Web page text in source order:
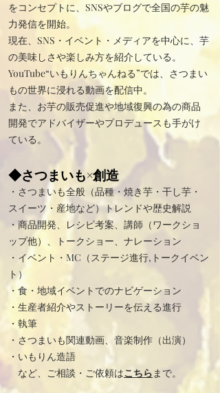
をコンセプトに、SNSやブログで全国の芋の魅
力発信を開始。
現在、SNS・イベント・メディアを中心に、芋
の美味しさや楽しみ方を紹介している。
YouTube“いもりんちゃんねる”では、さつまい
もの世界に浸れる動画を配信中。
また、お芋の販売促進や地域復興の為の商品
開発でアドバイザーやプロデュースも手がけ
ている。​​
◆さつまいも×創造
・さつまいも全般（品種・焼き芋・干し芋・
スイーツ・産地など）トレンドや歴史解説
・商品開発、レシピ考案、講師（ワークショ
ップ他）、トークショー、ナレーション
・イベント・MC（ステージ進行,トークイベン
ト）
・食・地域イベントでのナビゲーション
​・生産者紹介やストーリーを伝える進行
・執筆
・さつまいも関連動画、音楽制作（出演）
​・いもりん造語
​ など、ご相談・ご依頼はこちらまで。